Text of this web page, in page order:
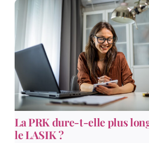
La PRK dure-t-elle plus
le LASIK ?